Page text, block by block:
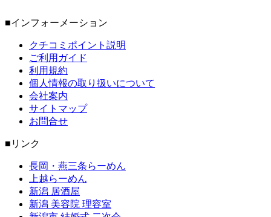
■インフォーメーション
クチコミポイント説明
ご利用ガイド
利用規約
個人情報の取り扱いについて
会社案内
サイトマップ
お問合せ
■リンク
長岡・燕三条らーめん
上越らーめん
新潟 居酒屋
新潟 美容院 理容室